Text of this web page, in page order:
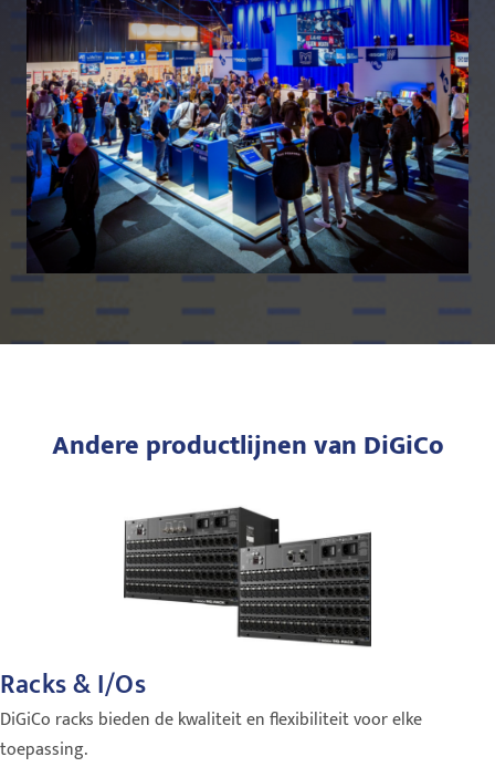
Andere productlijnen van DiGiCo
Racks & I/Os
DiGiCo racks bieden de kwaliteit en flexibiliteit voor elke
toepassing.